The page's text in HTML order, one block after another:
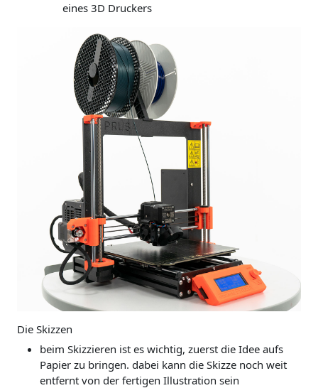
eines 3D Druckers
Die Skizzen
beim Skizzieren ist es wichtig, zuerst die Idee aufs
Papier zu bringen. dabei kann die Skizze noch weit
entfernt von der fertigen Illustration sein